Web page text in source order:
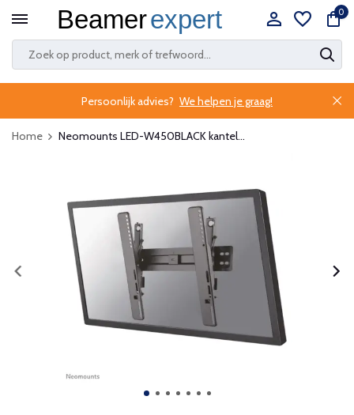
0
Persoonlijk advies? We helpen je graag!
Home Neomounts LED-W450BLACK kantel...